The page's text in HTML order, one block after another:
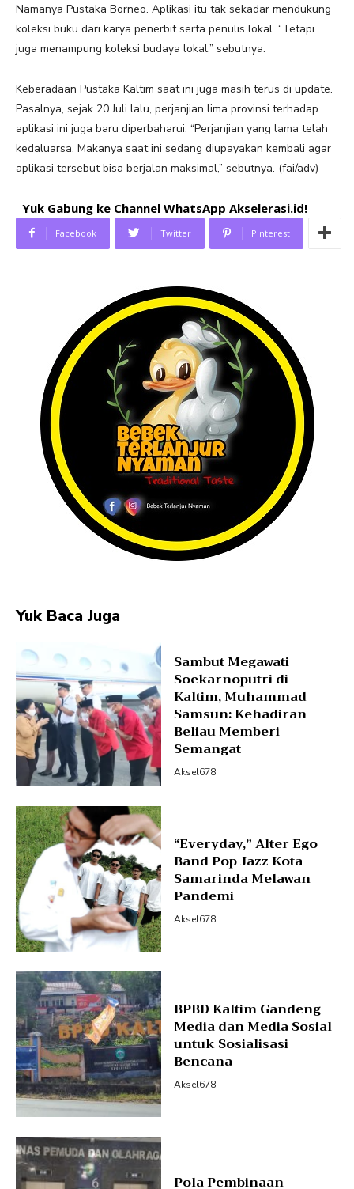
Namanya Pustaka Borneo. Aplikasi itu tak sekadar mendukung
koleksi buku dari karya penerbit serta penulis lokal. “Tetapi
juga menampung koleksi budaya lokal,” sebutnya.
Keberadaan Pustaka Kaltim saat ini juga masih terus di update.
Pasalnya, sejak 20 Juli lalu, perjanjian lima provinsi terhadap
aplikasi ini juga baru diperbaharui. “Perjanjian yang lama telah
kedaluarsa. Makanya saat ini sedang diupayakan kembali agar
aplikasi tersebut bisa berjalan maksimal,” sebutnya. (fai/adv)
Yuk Gabung ke Channel WhatsApp Akselerasi.id!
Facebook Twitter Pinterest
Yuk Baca Juga
Sambut Megawati
Soekarnoputri di
Kaltim, Muhammad
Samsun: Kehadiran
Beliau Memberi
Semangat
Aksel678
“Everyday,” Alter Ego
Band Pop Jazz Kota
Samarinda Melawan
Pandemi
Aksel678
BPBD Kaltim Gandeng
Media dan Media Sosial
untuk Sosialisasi
Bencana
Aksel678
Pola Pembinaan